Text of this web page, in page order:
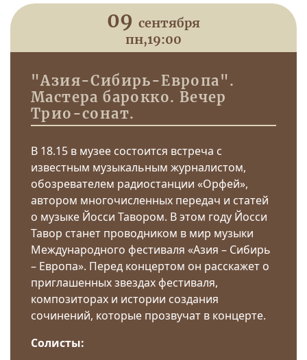
09 сентября
пн,19:00
"Азия-Сибирь-Европа".
Мастера барокко. Вечер
Трио-сонат.
В 18.15 в музее состоится встреча с
известным музыкальным журналистом,
обозревателем радиостанции «Орфей»,
автором многочисленных передач и статей
о музыке Йосси Тавором. В этом году Йосси
Тавор станет проводником в мир музыки
Международного фестиваля «Азия – Сибирь
– Европа». Перед концертом он расскажет о
приглашенных звездах фестиваля,
композиторах и истории создания
сочинений, которые прозвучат в концерте.
Солисты: